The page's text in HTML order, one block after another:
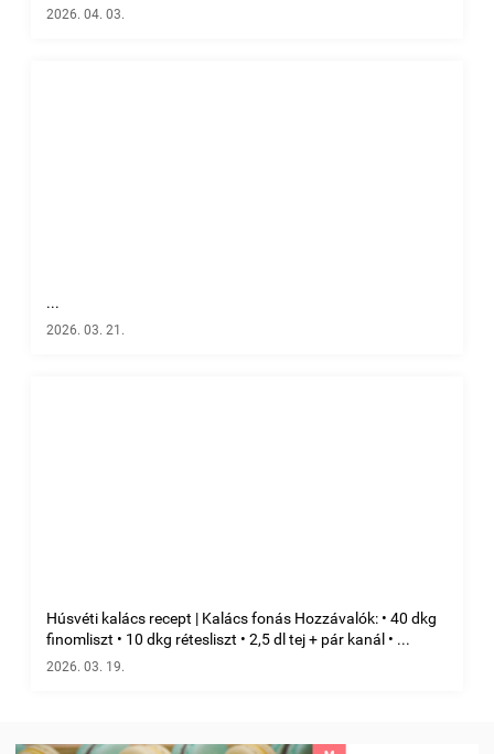
2026. 04. 03.
...
2026. 03. 21.
Húsvéti kalács recept | Kalács fonás Hozzávalók: • 40 dkg
finomliszt • 10 dkg rétesliszt • 2,5 dl tej + pár kanál • ...
2026. 03. 19.